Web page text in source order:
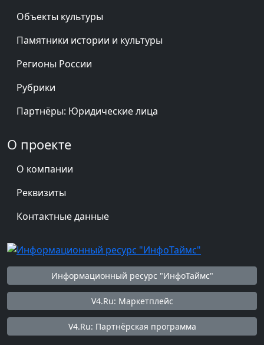
Объекты культуры
Памятники истории и культуры
Регионы России
Рубрики
Партнёры: Юридические лица
О проекте
О компании
Реквизиты
Контактные данные
Информационный ресурс "ИнфоТаймс"
V4.Ru: Маркетплейс
V4.Ru: Партнёрская программа